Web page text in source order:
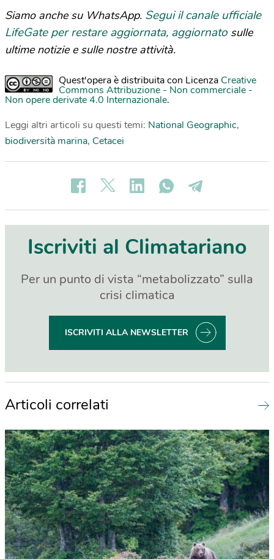
Siamo anche su WhatsApp. Segui il canale ufficiale
LifeGate per restare aggiornata, aggiornato sulle
ultime notizie e sulle nostre attività.
Quest'opera è distribuita con Licenza Creative
Commons Attribuzione - Non commerciale -
Non opere derivate 4.0 Internazionale.
Leggi altri articoli su questi temi: National Geographic,
biodiversità marina, Cetacei
Iscriviti al Climatariano
Per un punto di vista “metabolizzato” sulla
crisi climatica
ISCRIVITI ALLA NEWSLETTER
Articoli correlati